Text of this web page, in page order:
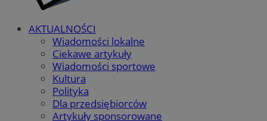
AKTUALNOŚCI
Wiadomości lokalne
Ciekawe artykuły
Wiadomości sportowe
Kultura
Polityka
Dla przedsiębiorców
Artykuły sponsorowane